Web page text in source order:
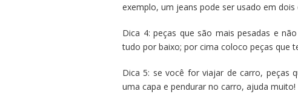
exemplo, um jeans pode ser usado em
Dica 4: peças que são mais pesadas e
tudo por baixo; por cima coloco peças que
Dica 5: se você for viajar de carro, peças
uma capa e pendurar no carro, ajuda muito!